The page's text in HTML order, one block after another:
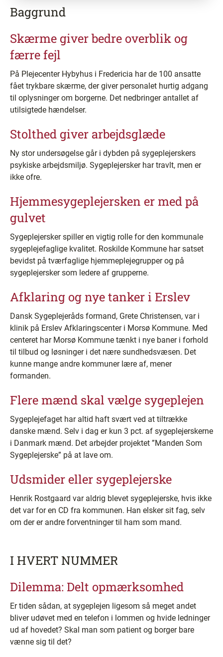
Baggrund
Skærme giver bedre overblik og
færre fejl
På Plejecenter Hybyhus i Fredericia har de 100 ansatte
fået trykbare skærme, der giver personalet hurtig adgang
til oplysninger om borgerne. Det nedbringer antallet af
utilsigtede hændelser.
Stolthed giver arbejdsglæde
Ny stor undersøgelse går i dybden på sygeplejerskers
psykiske arbejdsmiljø. Sygeplejersker har travlt, men er
ikke ofre.
Hjemmesygeplejersken er med på
gulvet
Sygeplejersker spiller en vigtig rolle for den kommunale
sygeplejefaglige kvalitet. Roskilde Kommune har satset
bevidst på tværfaglige hjemmeplejegrupper og på
sygeplejersker som ledere af grupperne.
Afklaring og nye tanker i Erslev
Dansk Sygeplejeråds formand, Grete Christensen, var i
klinik på Erslev Afklaringscenter i Morsø Kommune. Med
centeret har Morsø Kommune tænkt i nye baner i forhold
til tilbud og løsninger i det nære sundhedsvæsen. Det
kunne mange andre kommuner lære af, mener
formanden.
Flere mænd skal vælge sygeplejen
Sygeplejefaget har altid haft svært ved at tiltrække
danske mænd. Selv i dag er kun 3 pct. af sygeplejerskerne
i Danmark mænd. Det arbejder projektet ”Manden Som
Sygeplejerske” på at lave om.
Udsmider eller sygeplejerske
Henrik Rostgaard var aldrig blevet sygeplejerske, hvis ikke
det var for en CD fra kommunen. Han elsker sit fag, selv
om der er andre forventninger til ham som mand.
I HVERT NUMMER
Dilemma: Delt opmærksomhed
Er tiden sådan, at sygeplejen ligesom så meget andet
bliver udøvet med en telefon i lommen og hvide ledninger
ud af hovedet? Skal man som patient og borger bare
vænne sig til det?